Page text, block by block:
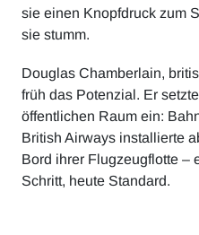
sie einen Knopfdruck zum
sie stumm.
Douglas Chamberlain,
früh das Potenzial. Er
öffentlichen Raum ein:
British Airways installierte
Bord ihrer Flugzeugflotte –
Schritt, heute Standard.